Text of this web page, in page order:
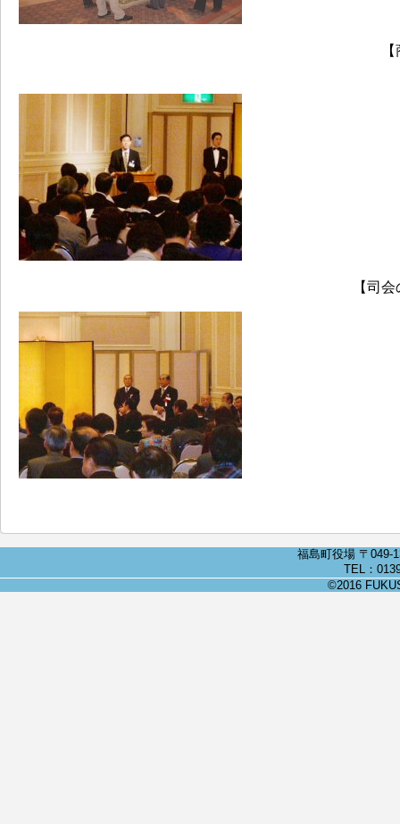
【司
福島町役場 〒049-
TEL：
©2016